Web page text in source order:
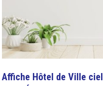
Affiche Hôtel de Ville ciel